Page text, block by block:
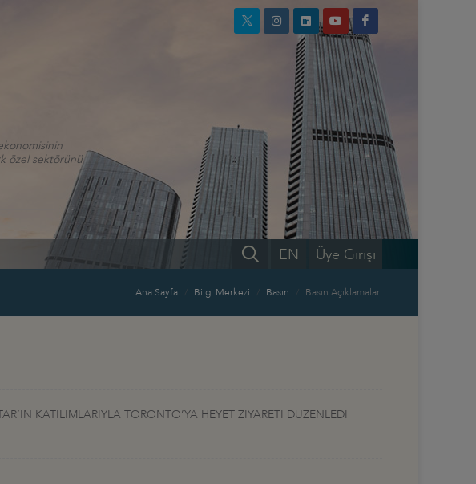
özel sektörünü
Üye Girişi
EN
Ana Sayfa Bilgi Merkezi Basın Basın Açıklamaları
KATILIMLARIYLA TORONTO’YA HEYET ZİYARETİ DÜZENLEDİ